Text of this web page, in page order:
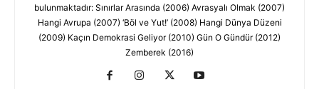
bulunmaktadır: Sınırlar Arasında (2006) Avrasyalı Olmak (2007)
Hangi Avrupa (2007) ‘Böl ve Yut!’ (2008) Hangi Dünya Düzeni
(2009) Kaçın Demokrasi Geliyor (2010) Gün O Gündür (2012)
Zemberek (2016)